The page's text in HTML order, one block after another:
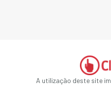
A utilização deste site